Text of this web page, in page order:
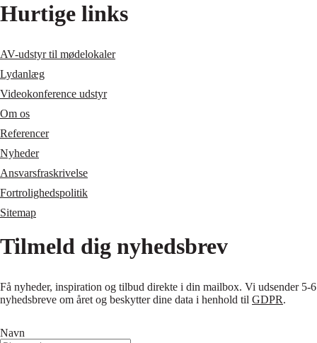
Hurtige links
AV-udstyr til mødelokaler
Lydanlæg
Videokonference udstyr
Om os
Referencer
Nyheder
Ansvarsfraskrivelse
Fortrolighedspolitik
Sitemap
Tilmeld dig nyhedsbrev
Få nyheder, inspiration og tilbud direkte i din mailbox. Vi udsender 5-6
nyhedsbreve om året og beskytter dine data i henhold til GDPR.
Navn